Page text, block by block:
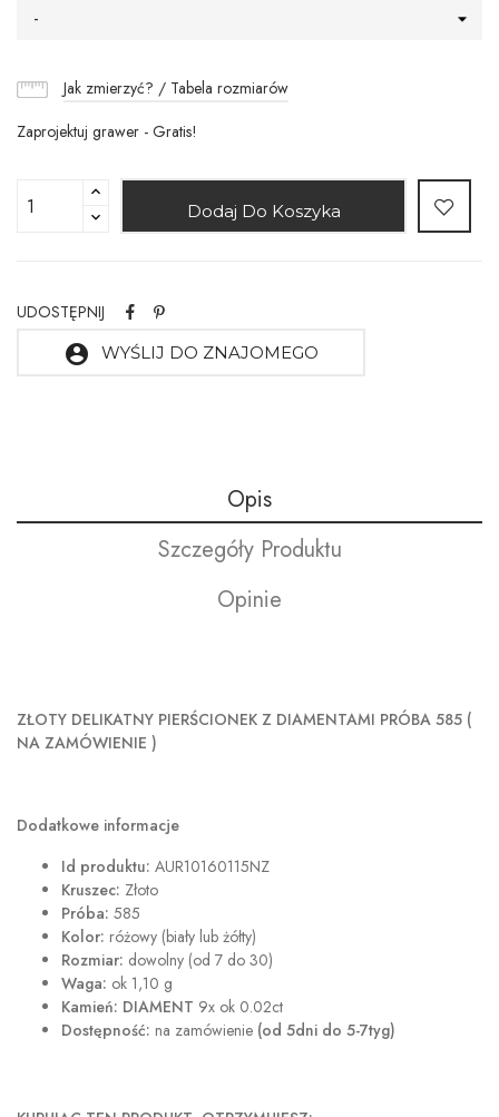
-
Jak zmierzyć? / Tabela rozmiarów
Zaprojektuj grawer - Gratis!
Dodaj Do Koszyka
UDOSTĘPNIJ
account_circle WYŚLIJ DO ZNAJOMEGO
Opis
Szczegóły Produktu
Opinie
ZŁOTY DELIKATNY PIERŚCIONEK Z DIAMENTAMI PRÓBA 585 (
NA ZAMÓWIENIE )
Dodatkowe informacje
Id produktu: AUR10160115NZ
Kruszec: Złoto
Próba: 585
Kolor: różowy (biały lub żółty)
Rozmiar: dowolny (od 7 do 30)
Waga: ok 1,10 g
Kamień: DIAMENT 9x ok 0.02ct
Dostępność: na zamówienie (od 5dni do 5-7tyg)